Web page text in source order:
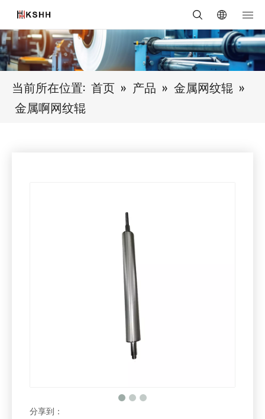
当前所在位置: 首页 » 产品 » 金属网纹辊 »
金属啊网纹辊
分享到：